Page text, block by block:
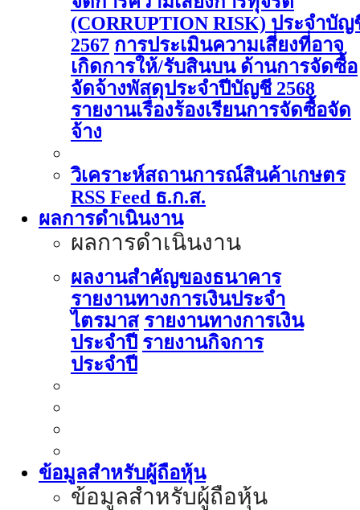
(CORRUPTION RISK) ประจําบัญ
2567 การประเมินความเสี่ยงที่อาจ
เกิดการให้/รับสินบน ด้านการจัดซื้อ
จัดจ้างพัสดุประจําปีบัญชี 2568
รายงานเรื่องร้องเรียนการจัดซื้อจัด
จ้าง
วิเคราะห์สถานการณ์สินค้าเกษตร
RSS Feed ธ.ก.ส.
ผลการดำเนินงาน
ผลการดำเนินงาน
ผลงานสำคัญของธนาคาร
รายงานทางการเงินประจำ
ไตรมาส รายงานทางการเงิน
ประจำปี รายงานกิจการ
ประจำปี
ข้อมูลสำหรับผู้ถือหุ้น
ข้อมูลสำหรับผู้ถือหุ้น